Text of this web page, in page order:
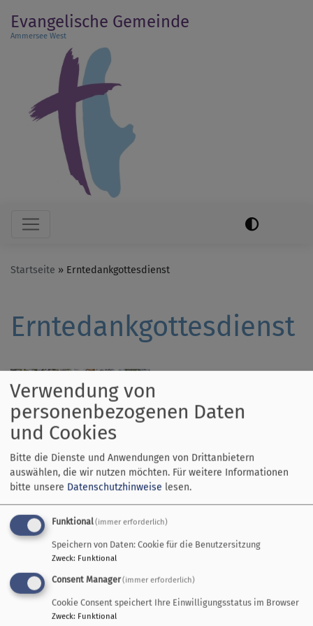
zum
Inhalt
Evangelische Gemeinde
Ammersee West
Hauptnavigation
Startseite Erntedankgottesdienst
Erntedankgottesdienst
Bildrechte Eberhardt
Biertisch-Altar, mit
mit Pfr. Jochen Eberhardt
und mit anschließendem Kirchkaffee. Wir feiern am
5.Oktober um 10.45 Uhr im kath. Pfarrheim Utting
Auch dieses Jahr sammeln wir neben Obst und Gemüse
wieder haltbare Lebensmittel für den Erntedankaltar.
Anschließend bekommt alles die Dießener Tafel. Sie
können Ihre Lebensmittel
Utting oder im Gemeindehaus in Dießen
vor dem Gottesdienst an den Altar stellen.
Kinder dürfen auch dieses Jahr wieder ihre Gaben zu
Verwendung von
personenbezogenen Daten
und Cookies
Bitte die Dienste und Anwendungen von Drittanbietern
auswählen, die wir nutzen möchten. Für weitere Informationen
bitte unsere Datenschutzhinweise lesen.
Funktional(immer erforderlich)
Speichern von Daten: Cookie für die Benutzersitzung
Zweck: Funktional
Consent Manager(immer erforderlich)
Cookie Consent speichert Ihre Einwilligungsstatus im Browser
Zweck: Funktional